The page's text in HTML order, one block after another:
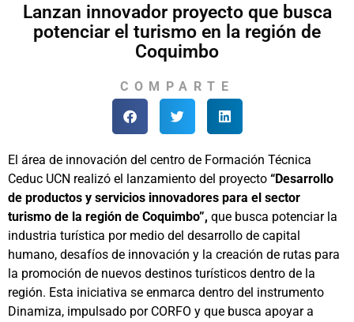
Lanzan innovador proyecto que busca
potenciar el turismo en la región de
Coquimbo
COMPARTE
El área de innovación del centro de Formación Técnica
Ceduc UCN realizó el lanzamiento del proyecto “Desarrollo
de productos y servicios innovadores para el sector
turismo de la región de Coquimbo”, que busca potenciar la
industria turística por medio del desarrollo de capital
humano, desafíos de innovación y la creación de rutas para
la promoción de nuevos destinos turísticos dentro de la
región. Esta iniciativa se enmarca dentro del instrumento
Dinamiza, impulsado por CORFO y que busca apoyar a